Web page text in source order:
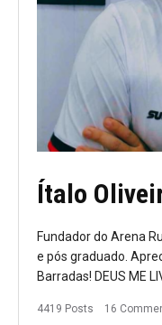
Ítalo
Fundador do Arena
e pós graduado.
Barradas! DEUS ME
4419 Posts 16